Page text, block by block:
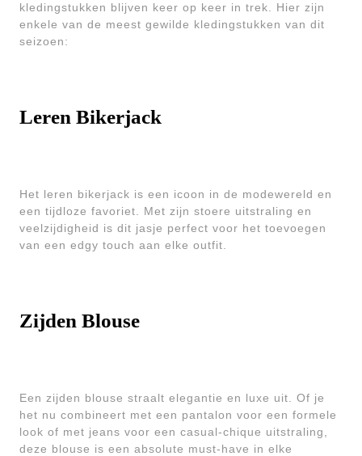
kledingstukken blijven keer op keer in trek. Hier zijn
enkele van de meest gewilde kledingstukken van dit
seizoen:
Leren Bikerjack
Het leren bikerjack is een icoon in de modewereld en
een tijdloze favoriet. Met zijn stoere uitstraling en
veelzijdigheid is dit jasje perfect voor het toevoegen
van een edgy touch aan elke outfit.
Zijden Blouse
Een zijden blouse straalt elegantie en luxe uit. Of je
het nu combineert met een pantalon voor een formele
look of met jeans voor een casual-chique uitstraling,
deze blouse is een absolute must-have in elke